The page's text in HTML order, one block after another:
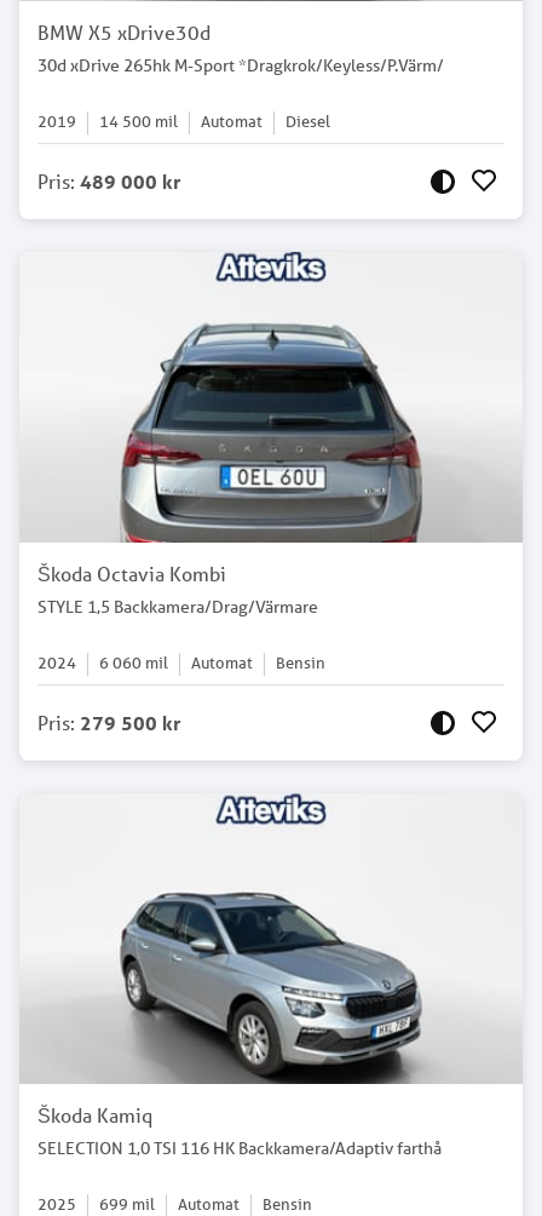
BMW X5 xDrive30d
30d xDrive 265hk M-Sport *Dragkrok/Keyless/P.Värm/
2019 14 500 mil Automat Diesel
Pris: 489 000 kr
Škoda Octavia Kombi
STYLE 1,5 Backkamera/Drag/Värmare
2024 6 060 mil Automat Bensin
Pris: 279 500 kr
Škoda Kamiq
SELECTION 1,0 TSI 116 HK Backkamera/Adaptiv farthå
2025 699 mil Automat Bensin